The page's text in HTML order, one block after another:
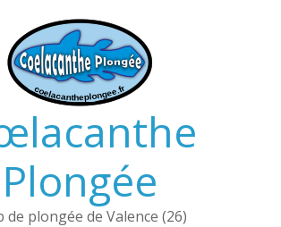
Plongée
de plongée de Valence (26)